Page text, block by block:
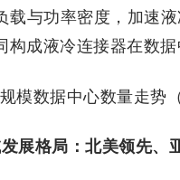
载与功率密度，加速
成液冷连接器在数
模数据中心数量走势
展格局：北美领先、